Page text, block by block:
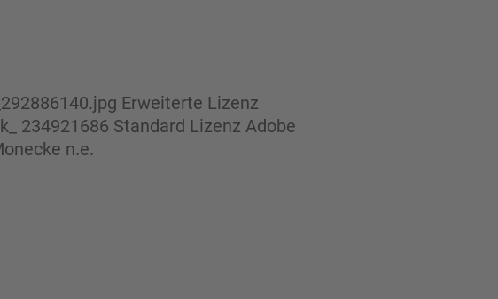
Erweiterte Lizenz
234921686 Standard Lizenz Adobe
n.e.